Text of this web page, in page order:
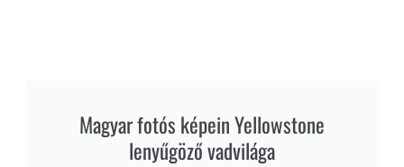
Magyar fotós képein Yellowstone
lenyűgöző vadvilága